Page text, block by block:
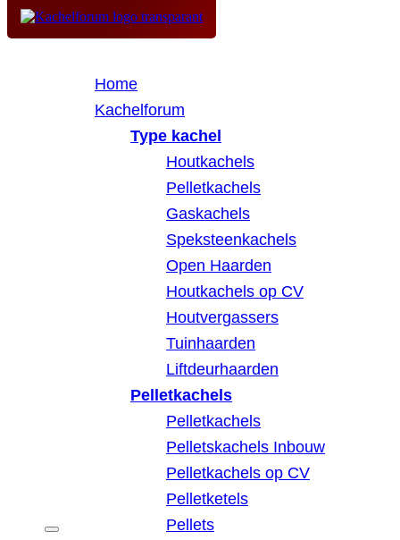
Home
Kachelforum
Type kachel
Houtkachels
Pelletkachels
Gaskachels
Speksteenkachels
Open Haarden
Houtkachels op CV
Houtvergassers
Tuinhaarden
Liftdeurhaarden
Pelletkachels
Pelletkachels
Pelletskachels Inbouw
Pelletkachels op CV
Pelletketels
Pellets